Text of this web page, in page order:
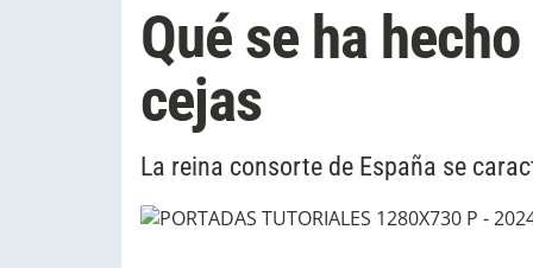
Qué se ha
cejas
La reina consorte de España se